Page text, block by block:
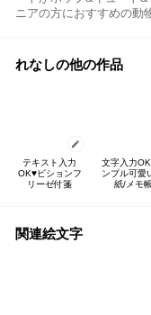
ニアの方におすすめの動
れなしの他の作品
テキスト入力
OK♥️ビションフ
リーゼ付箋
文字入力
ンプル可愛
紙/メモ
関連絵文字